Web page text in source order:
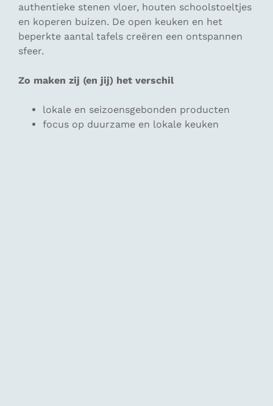
authentieke stenen vloer, houten schoolstoeltjes
en koperen buizen. De open keuken en het
beperkte aantal tafels creëren een ontspannen
sfeer.
Zo maken zij (en jij) het verschil
lokale en seizoensgebonden producten
focus op duurzame en lokale keuken